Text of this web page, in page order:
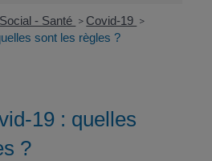
Social - Santé > Covid-19 >
sont les règles ?
19 : quelles
?